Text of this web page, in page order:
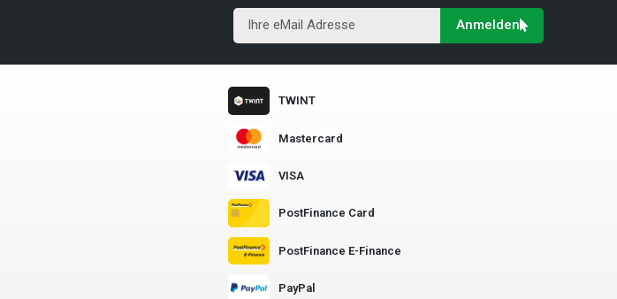
Anmelden
TWINT
Mastercard
VISA
PostFinance Card
PostFinance E-Finance
PayPal